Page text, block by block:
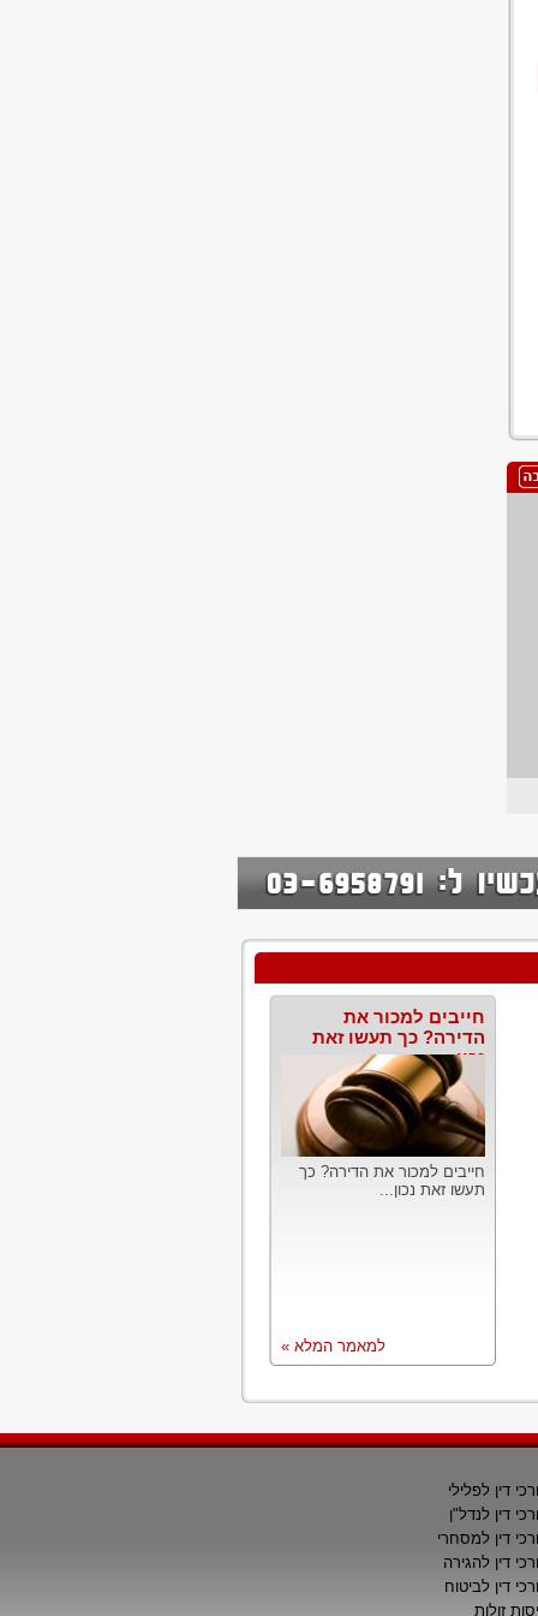
חייבים למכור את
הדירה? כך תעשו זאת
נכון
חייבים למכור את הדירה? כך
תעשו זאת נכון...
למאמר המלא »
דין לפלילי
דין לנדל"ן
דין למסחרי
דין להגירה
דין לביטוח
זולות